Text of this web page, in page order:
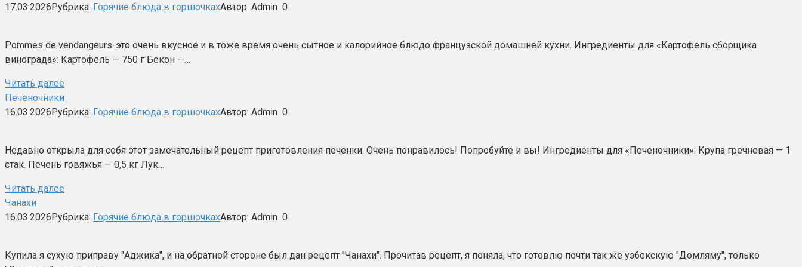
17.03.2026Рубрика: Горячие блюда в горшочкахАвтор: Admin 0
Pommes de vendangeurs-это очень вкусное и в тоже время очень сытное и калорийное блюдо французской домашней кухни. Ингредиенты для «Картофель сборщика
винограда»: Картофель — 750 г Бекон —…
Читать далее
Печеночники
16.03.2026Рубрика: Горячие блюда в горшочкахАвтор: Admin 0
Недавно открыла для себя этот замечательный рецепт приготовления печенки. Очень понравилось! Попробуйте и вы! Ингредиенты для «Печеночники»: Крупа гречневая — 1
стак. Печень говяжья — 0,5 кг Лук…
Читать далее
Чанахи
16.03.2026Рубрика: Горячие блюда в горшочкахАвтор: Admin 0
Купила я сухую приправу "Аджика", и на обратной стороне был дан рецепт "Чанахи". Прочитав рецепт, я поняла, что готовлю почти так же узбекскую "Домляму", только